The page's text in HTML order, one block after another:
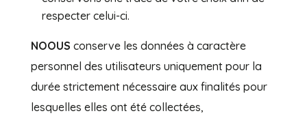
respecter celui-ci.
NOOUS conserve les données à caractère
personnel des utilisateurs uniquement pour la
durée strictement nécessaire aux finalités pour
lesquelles elles ont été collectées,